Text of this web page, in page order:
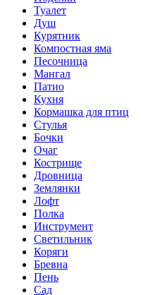
Туалет
Душ
Курятник
Компостная яма
Песочница
Мангал
Патио
Кухня
Кормашка для птиц
Стулья
Бочки
Очаг
Кострище
Дровница
Землянки
Лофт
Полка
Инструмент
Светильник
Коряги
Бревна
Пень
Сад